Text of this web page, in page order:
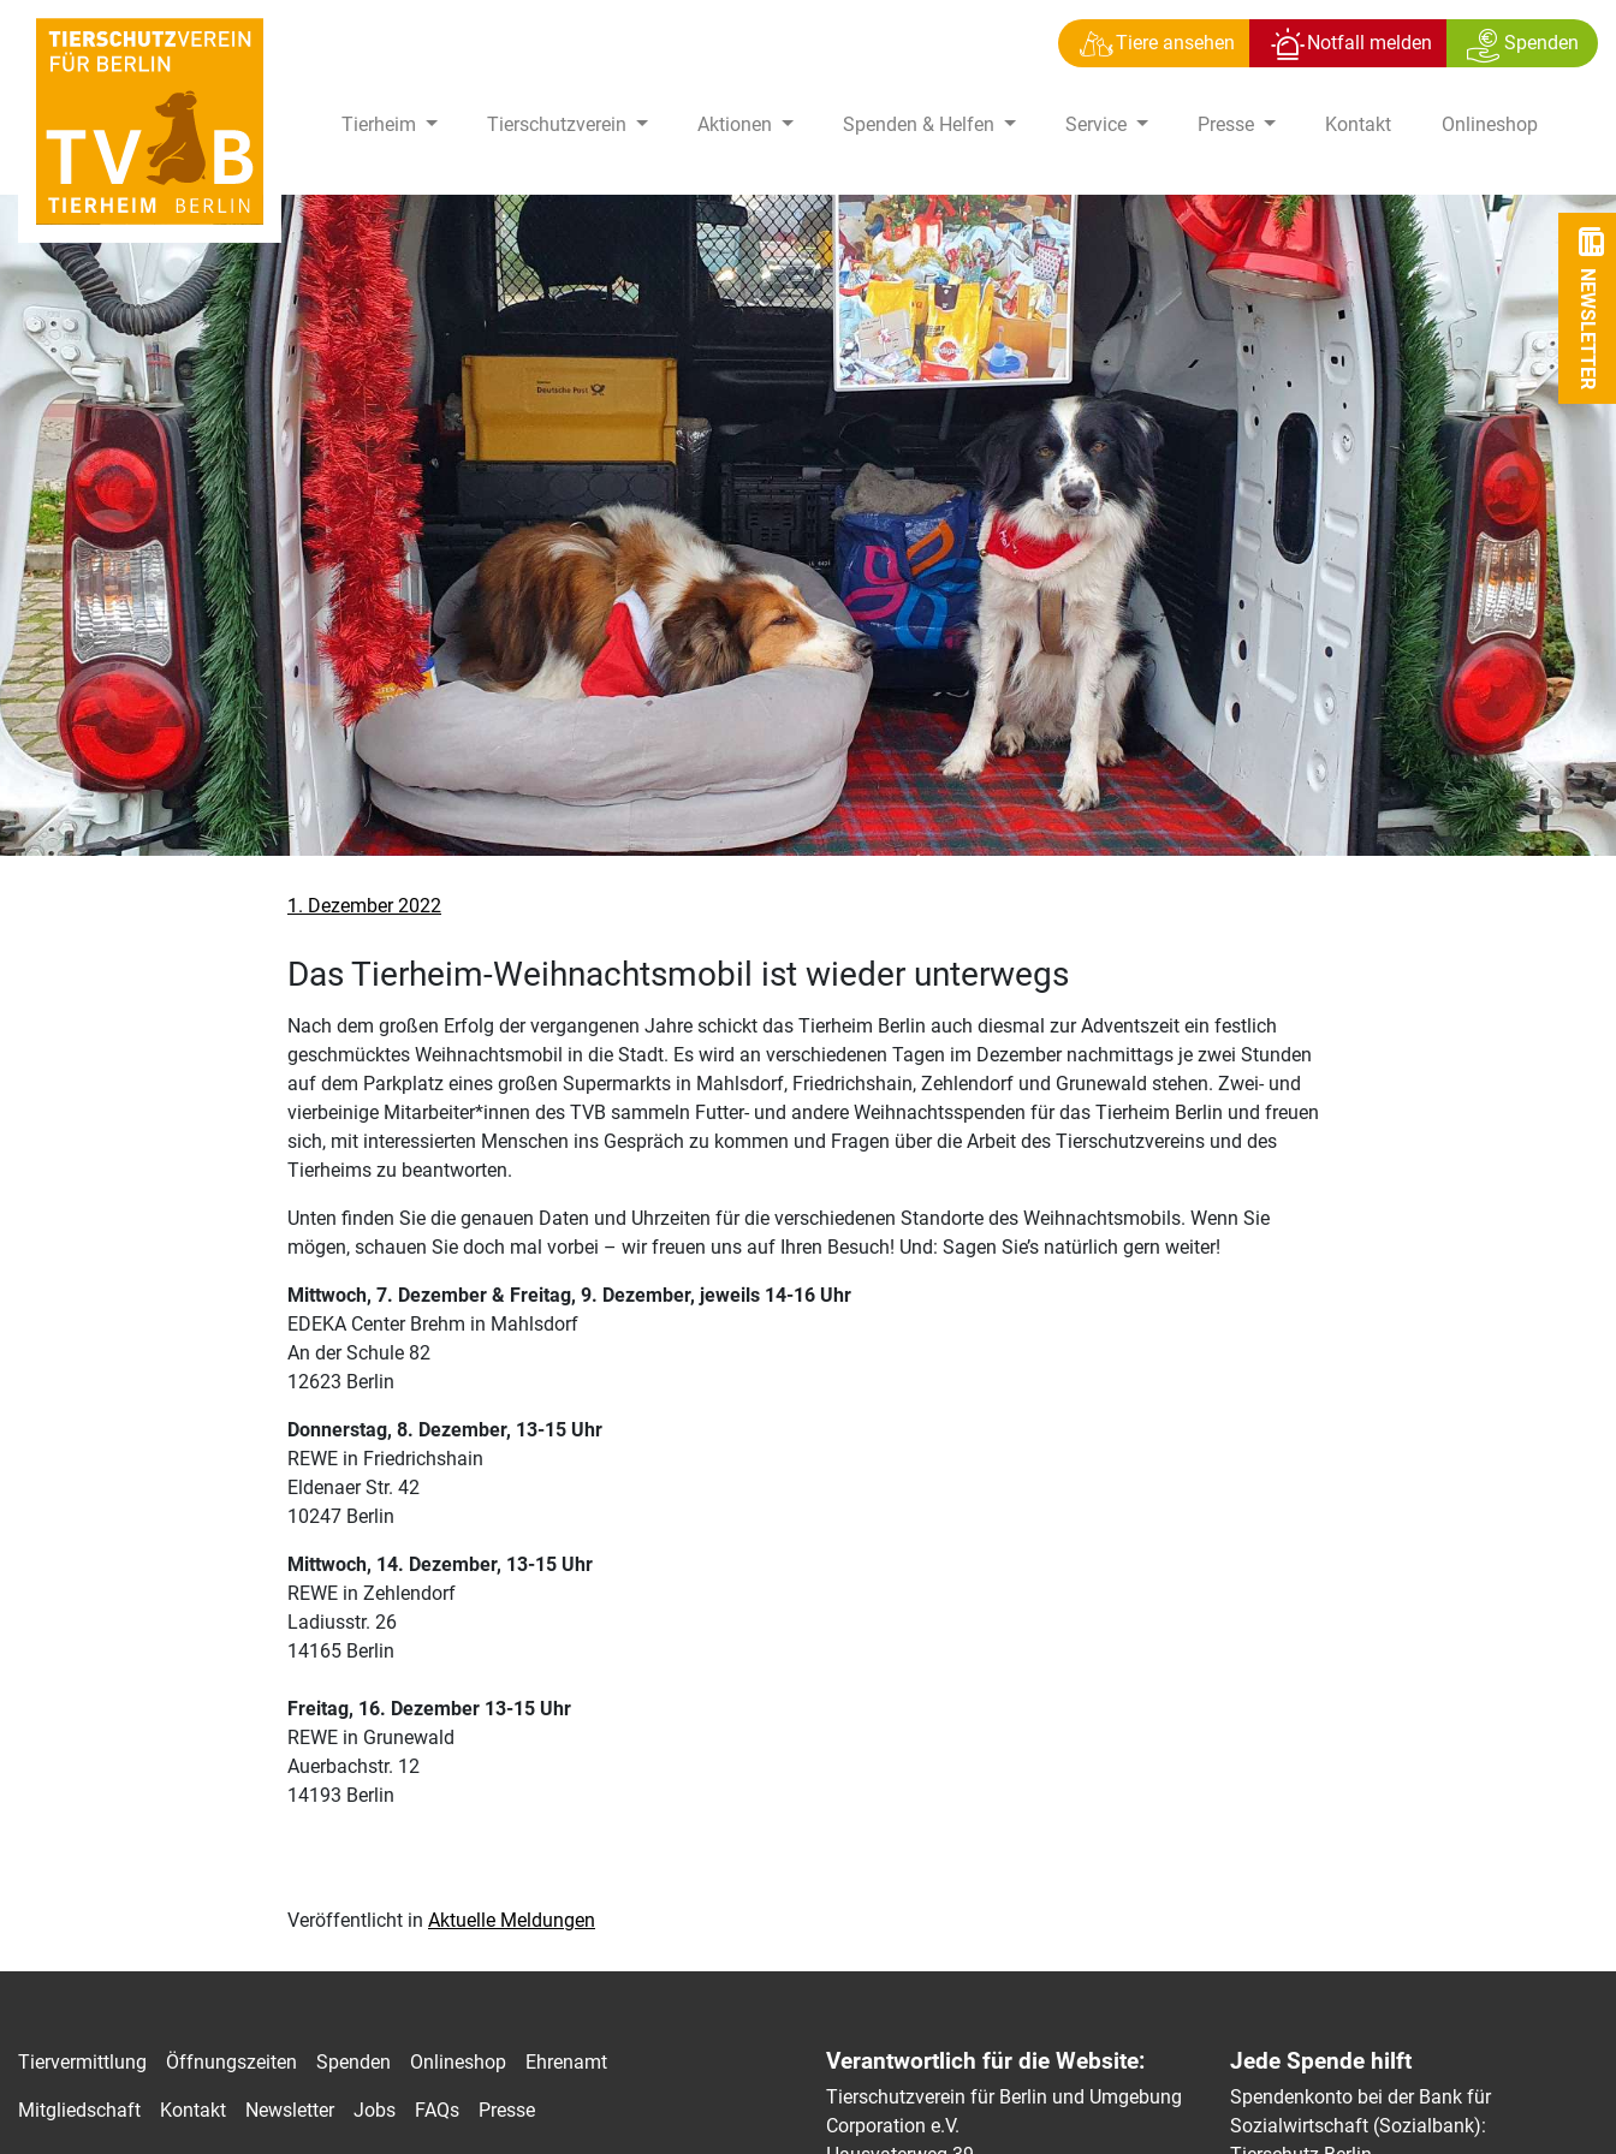
Tiere ansehen Notfall melden Spenden
Tierheim Tierschutzverein Aktionen Spenden & Helfen Service Presse Kontakt Onlineshop
NEWSLETTER
Veröffentlicht
1. Dezember 2022
Das Tierheim-Weihnachtsmobil ist wieder unterwegs
Nach dem großen Erfolg der vergangenen Jahre schickt das Tierheim Berlin auch diesmal zur Adventszeit ein festlich
geschmücktes Weihnachtsmobil in die Stadt. Es wird an verschiedenen Tagen im Dezember nachmittags je zwei Stunden
auf dem Parkplatz eines großen Supermarkts in Mahlsdorf, Friedrichshain, Zehlendorf und Grunewald stehen. Zwei- und
vierbeinige Mitarbeiter*innen des TVB sammeln Futter- und andere Weihnachtsspenden für das Tierheim Berlin und freuen
sich, mit interessierten Menschen ins Gespräch zu kommen und Fragen über die Arbeit des Tierschutzvereins und des
Tierheims zu beantworten.
Unten finden Sie die genauen Daten und Uhrzeiten für die verschiedenen Standorte des Weihnachtsmobils. Wenn Sie
mögen, schauen Sie doch mal vorbei – wir freuen uns auf Ihren Besuch! Und: Sagen Sie’s natürlich gern weiter!
Mittwoch, 7. Dezember & Freitag, 9. Dezember, jeweils 14-16 Uhr
EDEKA Center Brehm in Mahlsdorf
An der Schule 82
12623 Berlin
Donnerstag, 8. Dezember, 13-15 Uhr
REWE in Friedrichshain
Eldenaer Str. 42
10247 Berlin
Mittwoch, 14. Dezember, 13-15 Uhr
REWE in Zehlendorf
Ladiusstr. 26
14165 Berlin
Freitag, 16. Dezember 13-15 Uhr
REWE in Grunewald
Auerbachstr. 12
14193 Berlin
Veröffentlicht in Aktuelle Meldungen
Tiervermittlung Öffnungszeiten Spenden Onlineshop Ehrenamt
Mitgliedschaft Kontakt Newsletter Jobs FAQs Presse
Verantwortlich für die Website:
Tierschutzverein für Berlin und Umgebung
Corporation e.V.
Jede Spende hilft
Spendenkonto bei der Bank für
Sozialwirtschaft (Sozialbank):